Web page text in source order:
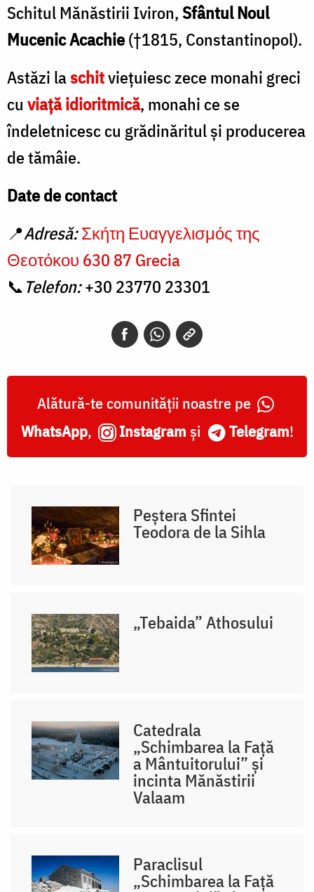
Schitul Mănăstirii Iviron,Sfântul Noul
Mucenic Acachie(†1815, Constantinopol).
Astăzi laschitvieţuiesc zece monahi greci
cu viaţă idioritmică, monahi ce se
îndeletnicesc cu grădinăritul şi producerea
de tămâie.
Date de contact
📍Adresă:Σκήτη Ευαγγελισμός της
Θεοτόκου 630 87 Grecia
📞 Telefon:+30 23770 23301
Alătură-te comunității noastre pe
WhatsApp, Instagram și Telegram!
Peștera Sfintei
Teodora de la Sihla
„Tebaida” Athosului
Catedrala
„Schimbarea la Față
a Mântuitorului” și
incinta Mănăstirii
Valaam
Paraclisul
„Schimbarea la Față